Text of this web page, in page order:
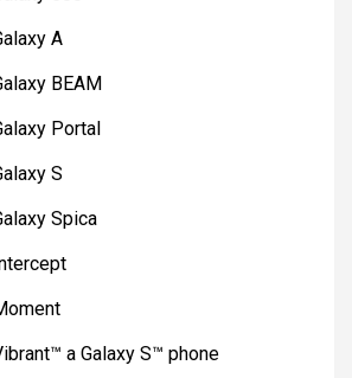
A
BEAM
Portal
S
Spica
a Galaxy S™ phone